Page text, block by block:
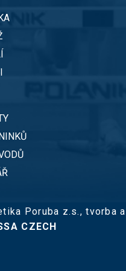
Poruba z.s., tvorba a
CZECH